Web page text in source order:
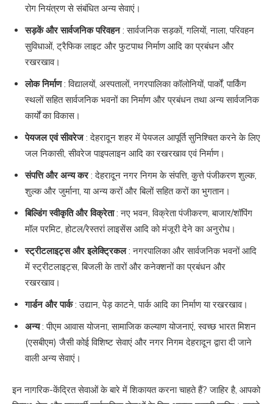
रोग नियंत्रण से संबंधित अन्य सेवाएं।
सड़कें और सार्वजनिक परिवहन: सार्वजनिक सड़कों, गलियों, नाला, परिवहन
सुविधाओं, ट्रैफिक लाइट और फुटपाथ निर्माण आदि का प्रबंधन और
रखरखाव।
लोक निर्माण: विद्यालयों, अस्पतालों, नगरपालिका कॉलोनियों, पार्कों, पार्किंग
स्थलों सहित सार्वजनिक भवनों का निर्माण और प्रबंधन तथा अन्य सार्वजनिक
कार्यों का विकास।
पेयजल एवं सीवरेज: देहरादून शहर में पेयजल आपूर्ति सुनिश्चित करने के लिए
जल निकासी, सीवरेज पाइपलाइन आदि का रखरखाव एवं निर्माण।
संपत्ति और अन्य कर: देहरादून नगर निगम के संपत्ति, कुत्ते पंजीकरण शुल्क,
शुल्क और जुर्माना, या अन्य करों और बिलों सहित करों का भुगतान।
बिल्डिंग स्वीकृति और विक्रेता: नए भवन, विक्रेता पंजीकरण, बाजार/शॉपिंग
मॉल परमिट, होटल/रेस्तरां लाइसेंस आदि को मंजूरी देने का अनुरोध।
स्ट्रीटलाइट्स और इलेक्ट्रिकल: नगरपालिका और सार्वजनिक भवनों आदि
में स्ट्रीटलाइट्स, बिजली के तारों और कनेक्शनों का प्रबंधन और
रखरखाव।
गार्डन और पार्क: उद्यान, पेड़ काटने, पार्क आदि का निर्माण या रखरखाव।
अन्य: पीएम आवास योजना, सामाजिक कल्याण योजनाएं, स्वच्छ भारत मिशन
(एसबीएम) जैसी कोई विशिष्ट सेवाएं और नगर निगम देहरादून द्वारा दी जाने
वाली अन्य सेवाएं।
इन नागरिक-केंद्रित सेवाओं के बारे में शिकायत करना चाहते हैं? जाहिर है, आपको